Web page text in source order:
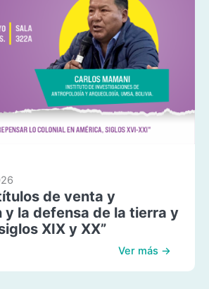
de venta y
y la defensa de la tierra y
XIX y XX”
Ver más →